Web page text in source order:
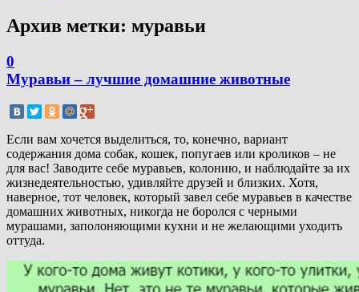
Архив метки: муравьи
0
Муравьи – лучшие домашние животные
Если вам хочется выделиться, то, конечно, вариант
содержания дома собак, кошек, попугаев или кроликов – не
для вас! Заводите себе муравьев, колонию, и наблюдайте за их
жизнедеятельностью, удивляйте друзей и близких. Хотя,
наверное, тот человек, который завел себе муравьев в качестве
домашних животных, никогда не боролся с черными
мурашами, заполоняющими кухни и не желающими уходить
оттуда.